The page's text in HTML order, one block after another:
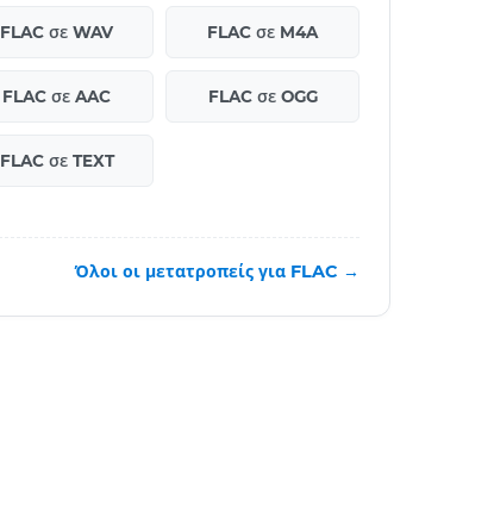
FLAC σε WAV FLAC σε M4A
FLAC σε AAC FLAC σε OGG
FLAC σε TEXT
Όλοι οι μετατροπείς για FLAC →